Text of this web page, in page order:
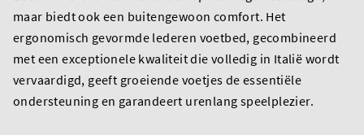
maar biedt ook een buitengewoon comfort. Het
ergonomisch gevormde lederen voetbed, gecombineerd
met een exceptionele kwaliteit die volledig in Italië wordt
vervaardigd, geeft groeiende voetjes de essentiële
ondersteuning en garandeert urenlang speelplezier.